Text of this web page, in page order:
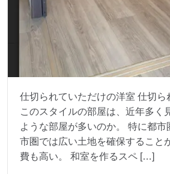
仕切られていただけの洋室 仕切ら
このスタイルの部屋は、近年多く
ような部屋が多いのか。 特に都
市圏では広い土地を確保すること
費も高い。 和室を作るスペ […]